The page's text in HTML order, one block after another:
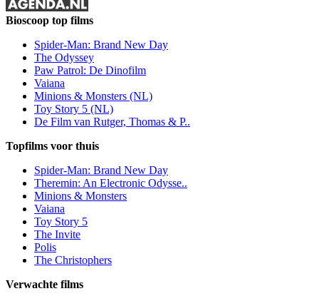
Bioscoop top films
Spider-Man: Brand New Day
The Odyssey
Paw Patrol: De Dinofilm
Vaiana
Minions & Monsters (NL)
Toy Story 5 (NL)
De Film van Rutger, Thomas & P..
Topfilms voor thuis
Spider-Man: Brand New Day
Theremin: An Electronic Odysse..
Minions & Monsters
Vaiana
Toy Story 5
The Invite
Polis
The Christophers
Verwachte films